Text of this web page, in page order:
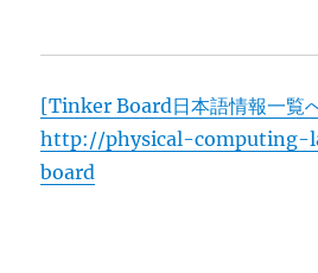
[Tinker Board日本語情報一覧
http://physical-computing-
board